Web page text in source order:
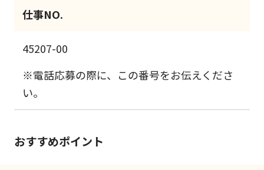
仕事NO.
45207-00
※電話応募の際に、この番号をお伝えくださ
い。
おすすめポイント